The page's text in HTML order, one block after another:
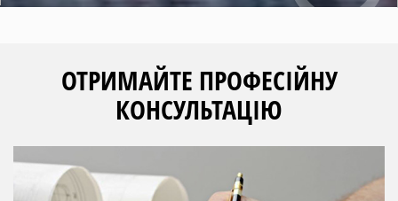
ОТРИМАЙТЕ ПРОФЕСІЙНУ
КОНСУЛЬТАЦІЮ